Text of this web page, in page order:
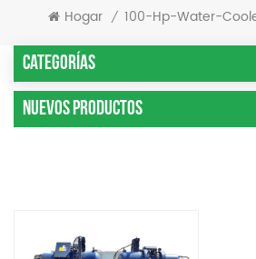
Hogar / 100-Hp-Water-
Categorías
Nuevos Productos